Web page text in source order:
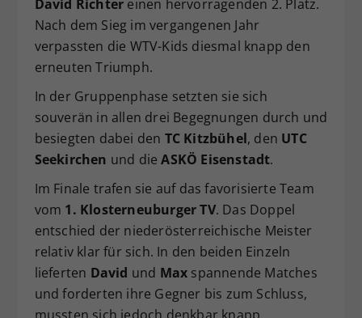
David Richter einen hervorragenden 2. Platz.
Nach dem Sieg im vergangenen Jahr
verpassten die WTV-Kids diesmal knapp den
erneuten Triumph.
In der Gruppenphase setzten sie sich
souverän in allen drei Begegnungen durch und
besiegten dabei den TC Kitzbühel, den UTC
Seekirchen und dieASKÖ Eisenstadt.
Im Finale trafen sie auf das favorisierte Team
vom 1. Klosterneuburger TV. Das Doppel
entschied der niederösterreichische Meister
relativ klar für sich. In den beiden Einzeln
lieferten David und Max spannende Matches
und forderten ihre Gegner bis zum Schluss,
Zweck
Dieser Wert speichert Ihre Consent-
Einstellungen. Unter anderem eine
zufällig generierte ID, für die
historische Speicherung Ihrer
vorgenommen Einstellungen, falls der
Webseiten-Betreiber dies eingestellt
hat.